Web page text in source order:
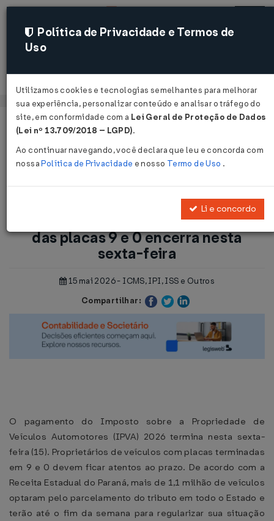
Acessar
Página Inicial
Notícias
nesta sexta-feira ...
Voltar
IPVA/PR: pagamento de parcelas
das placas 9 e 0 encerra nesta
sexta-feira
15 mai 2026 - ICMS, IPI, ISS e Outros
Compartilhar:
O pagamento do Imposto sobre a Propriedade de
Veículos Automotores (IPVA) 2026 termina nesta sexta-
feira (15). Proprietários de veículos com placas terminadas
em 9 e 0 devem ficar atentos ao prazo. De acordo com a
Receita Estadual do Paraná, mais de 1,1 milhão de veículos
optaram pelo parcelamento do tributo em todo o Estado e
terão até o fim da semana para regularizar sua situação
Política de Privacidade e Termos de
Uso
Utilizamos cookies e tecnologias semelhantes para melhorar
sua experiência, personalizar conteúdo e analisar o tráfego do
site, em conformidade com a Lei Geral de Proteção de Dados
(Lei nº 13.709/2018 – LGPD).
Ao continuar navegando, você declara que leu e concorda com
nossaPolítica de Privacidade e nosso Termo de Uso .
Li e concordo